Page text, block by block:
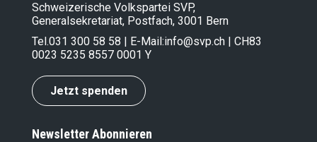
Schweizerische Volkspartei SVP,
Generalsekretariat, Postfach, 3001 Bern
Tel.031 300 58 58 | E-Mail:info@svp.ch | CH83
0023 5235 8557 0001 Y
Jetzt spenden
Newsletter Abonnieren